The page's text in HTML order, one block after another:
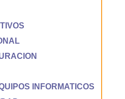
INFORMATICOS